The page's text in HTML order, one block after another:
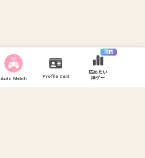
Auto Match Profile Card
注目
広めたい
神ゲー